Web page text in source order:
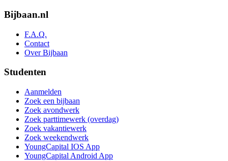
Bijbaan.nl
F.A.Q.
Contact
Over Bijbaan
Studenten
Aanmelden
Zoek een bijbaan
Zoek avondwerk
Zoek parttimewerk (overdag)
Zoek vakantiewerk
Zoek weekendwerk
YoungCapital IOS App
YoungCapital Android App